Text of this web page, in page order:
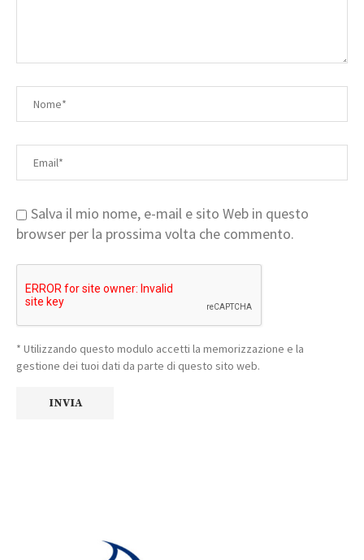
Salva il mio nome, e-mail e sito Web in questo
browser per la prossima volta che commento.
* Utilizzando questo modulo accetti la memorizzazione e la
gestione dei tuoi dati da parte di questo sito web.